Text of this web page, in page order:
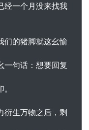
经一个月没来找我
的猪脚就这幺愉
一句话：想要回复
生万物之后，剩